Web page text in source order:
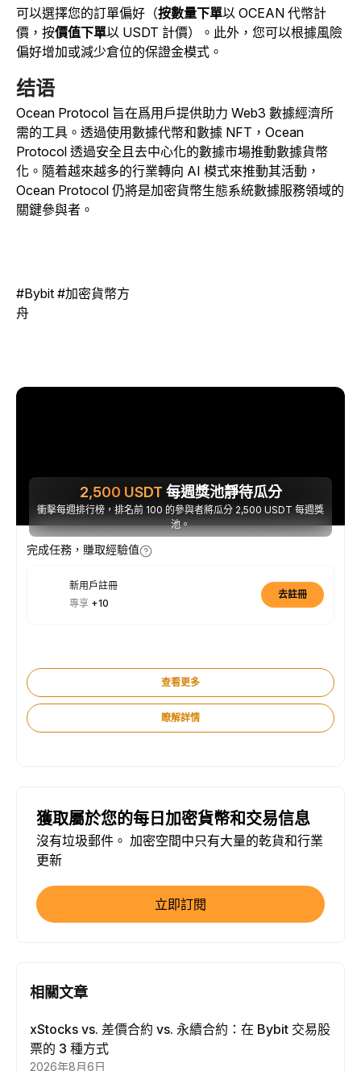
可以選擇您的訂單偏好（按數量下單以 OCEAN 代幣計
價，按價值下單以 USDT 計價）。此外，您可以根據風險
偏好增加或減少倉位的保證金模式。
结语
Ocean Protocol 旨在爲用戶提供助力 Web3 數據經濟所
需的工具。透過使用數據代幣和數據 NFT，Ocean
Protocol 透過安全且去中心化的數據市場推動數據貨幣
化。隨着越來越多的行業轉向 AI 模式來推動其活動，
Ocean Protocol 仍將是加密貨幣生態系統數據服務領域的
關鍵參與者。
#Bybit #加密貨幣方
舟
2,500 USDT 每週獎池靜待瓜分
衝擊每週排行榜，排名前 100 的參與者將瓜分 2,500 USDT 每週獎
池。
完成任務，賺取經驗值
新用戶註冊
專享 +10
去註冊
查看更多
瞭解詳情
獲取屬於您的每日加密貨幣和交易信息
沒有垃圾郵件。 加密空間中只有大量的乾貨和行業
更新
立即訂閱
相關文章
xStocks vs. 差價合約 vs. 永續合約：在 Bybit 交易股
票的 3 種方式
2026年8月6日